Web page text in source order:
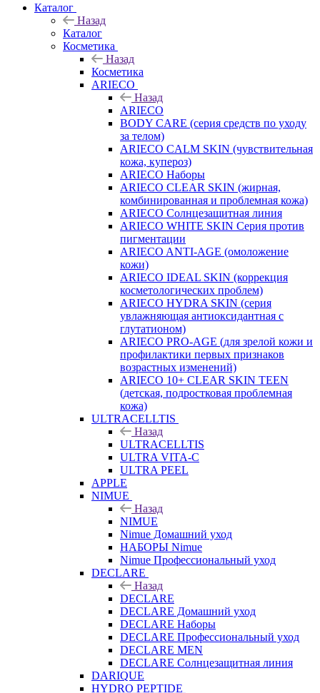
Каталог
Назад
Каталог
Косметика
Назад
Косметика
ARIECO
Назад
ARIECO
BODY CARE (серия средств по уходу
за телом)
ARIECO CALM SKIN (чувствительная
кожа, купероз)
ARIECO Наборы
ARIECO CLEAR SKIN (жирная,
комбинированная и проблемная кожа)
ARIECO Солнцезащитная линия
ARIECO WHITE SKIN Серия против
пигментации
ARIECO ANTI-AGE (омоложение
кожи)
ARIECO IDEAL SKIN (коррекция
косметологических проблем)
ARIECO HYDRA SKIN (серия
увлажняющая антиоксидантная с
глутатионом)
ARIECO PRO-AGE (для зрелой кожи и
профилактики первых признаков
возрастных изменений)
ARIECO 10+ CLEAR SKIN TEEN
(детская, подростковая проблемная
кожа)
ULTRACELLTIS
Назад
ULTRACELLTIS
ULTRA VITA-C
ULTRA PEEL
APPLE
NIMUE
Назад
NIMUE
Nimue Домашний уход
НАБОРЫ Nimue
Nimue Профессиональный уход
DECLARE
Назад
DECLARE
DECLARE Домашний уход
DECLARE Наборы
DECLARE Профессиональный уход
DECLARE MEN
DECLARE Солнцезащитная линия
DARIQUE
HYDRO PEPTIDE